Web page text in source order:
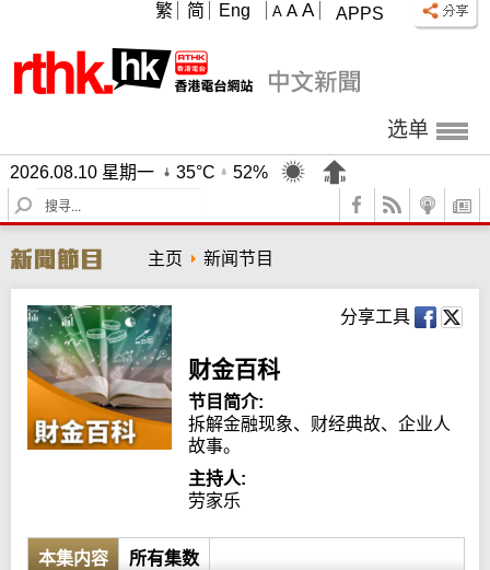
APPS
A A A
繁 简 Eng
选单
2026.08.10 星期一 35°C
52%
S
e
r
c
h
主页 新闻节目
分享工具
财金百科
节目简介:
拆解金融现象、财经典故、企业人
故事。
主持人:
劳家乐
本集内容 所有集数